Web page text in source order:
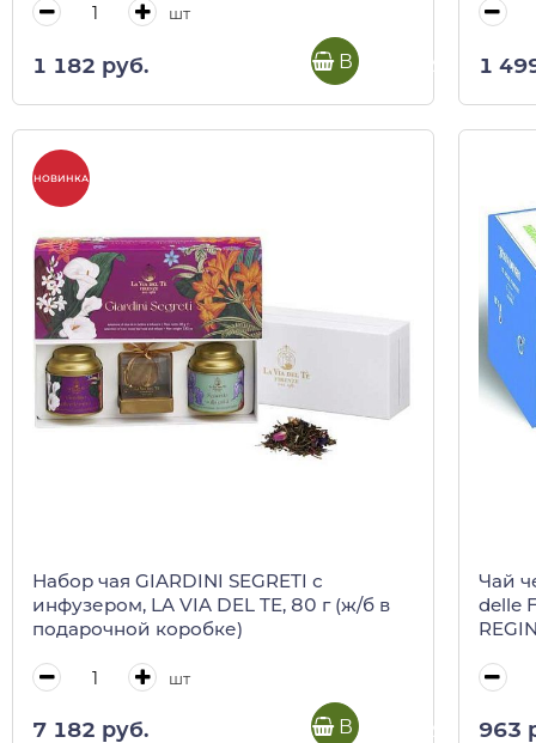
шт
1 182 руб. В корзину 1
НОВИНКА
Набор чая GIARDINI SEGRETI с
инфузером, LA VIA DEL TE, 80 г (ж/б в
подарочной коробке)
шт
7 182 руб. В корзину
Чай
delle
963